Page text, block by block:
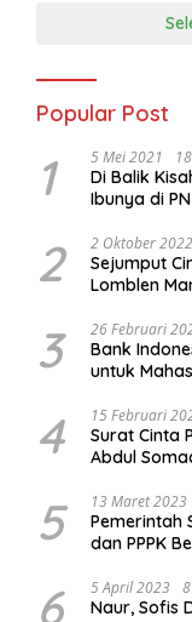
Popular Post
1 5 Mei 2021
Di Balik
Ibunya di
2 2 Oktober 2022
Sejumput
Lomblen
3 26 Februari
Bank
untuk
4 15 Februari
Surat Cinta
Abdul
5 13 Maret 2023
Pemerintah
dan PPPK
6 5 April 2023
Naur, Sofis